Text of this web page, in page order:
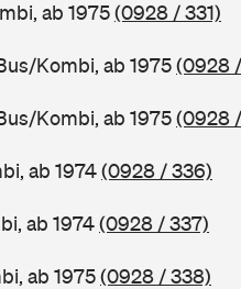
ab 1975(0928 / 331)
Kombi, ab 1975(0928
Kombi, ab 1975(0928
ab 1974(0928 / 336)
ab 1974(0928 / 337)
ab 1975(0928 / 338)